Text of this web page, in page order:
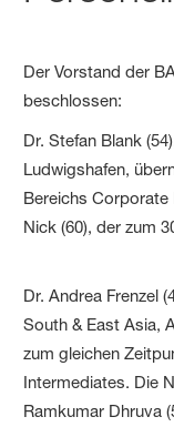
Der Vorstand der
beschlossen:
Dr. Stefan Blank
Ludwigshafen,
Bereichs Corporate
Nick (60), der zum
Dr. Andrea Frenzel
South & East Asia,
zum gleichen
Intermediates. Die
Ramkumar Dhruva